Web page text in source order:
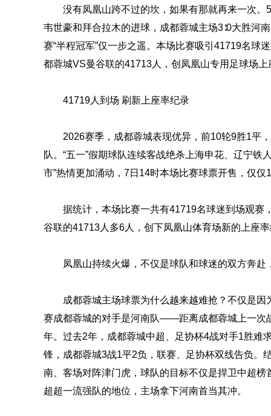
没有凤凰山跨不过的坎，如果有那就再来一次
韦世豪和拜合拉木的进球，成都蓉城主场3∶0大胜河
赛“半程冠军”仅一步之遥。本场比赛吸引41719名球
都蓉城VS曼谷联的41713人，创凤凰山专用足球场上
41719人到场 刷新上座率纪录
2026赛季，成都蓉城表现优异，前10轮9胜1平
队。“五一”假期球队连续客战绝杀上海申花、辽宁
市”热情更加涌动，7日14时本场比赛球票开售，仅
据统计，本场比赛一共有41719名球迷到场观
谷联的41713人多6人，创下凤凰山体育场新的上座
凤凰山持续火爆，不仅是球队和球迷的双方奔
成都蓉城主场球票为什么越来越难抢？不仅是
赛成都蓉城的对手是河南队——距离成都蓉城上一次
年。过去2年，成都蓉城中超、足协杯4战对手1胜难
锋，成都蓉城3战1平2负，联赛、足协杯双线告负。
南、客场对阵津门虎，球队的目标不仅是捍卫中超
超超一流强队的地位，主场拿下河南首当其冲。